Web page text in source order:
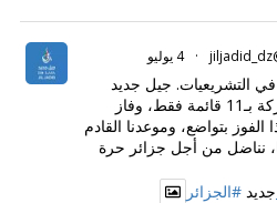
· 4 يوليو
التشريعيات. جيل جديد
حقق نتيجة مشرفة رغم المشاركة بـ11 قائمة فقط، وفاز
بتواضع، وموعدنا القادم
نناضل من أجل جزائر حرة
جديد #الجزائر